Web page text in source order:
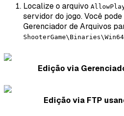
Localize o arquivo
servidor do jogo. Você
Gerenciador de Arquivos
Edição via
Edição via FTP